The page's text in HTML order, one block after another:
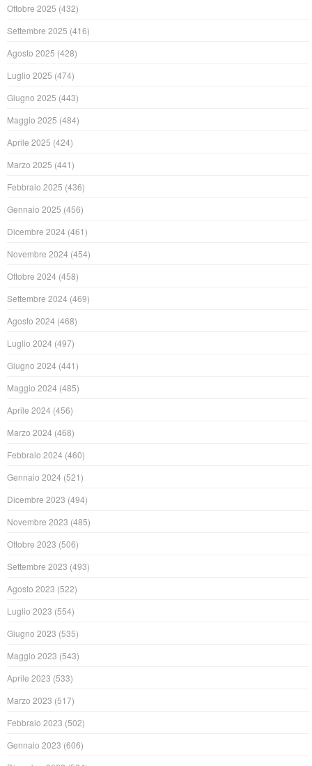
Ottobre 2025 (432)
Settembre 2025 (416)
Agosto 2025 (428)
Luglio 2025 (474)
Giugno 2025 (443)
Maggio 2025 (484)
Aprile 2025 (424)
Marzo 2025 (441)
Febbraio 2025 (436)
Gennaio 2025 (456)
Dicembre 2024 (461)
Novembre 2024 (454)
Ottobre 2024 (458)
Settembre 2024 (469)
Agosto 2024 (468)
Luglio 2024 (497)
Giugno 2024 (441)
Maggio 2024 (485)
Aprile 2024 (456)
Marzo 2024 (468)
Febbraio 2024 (460)
Gennaio 2024 (521)
Dicembre 2023 (494)
Novembre 2023 (485)
Ottobre 2023 (506)
Settembre 2023 (493)
Agosto 2023 (522)
Luglio 2023 (554)
Giugno 2023 (535)
Maggio 2023 (543)
Aprile 2023 (533)
Marzo 2023 (517)
Febbraio 2023 (502)
Gennaio 2023 (606)